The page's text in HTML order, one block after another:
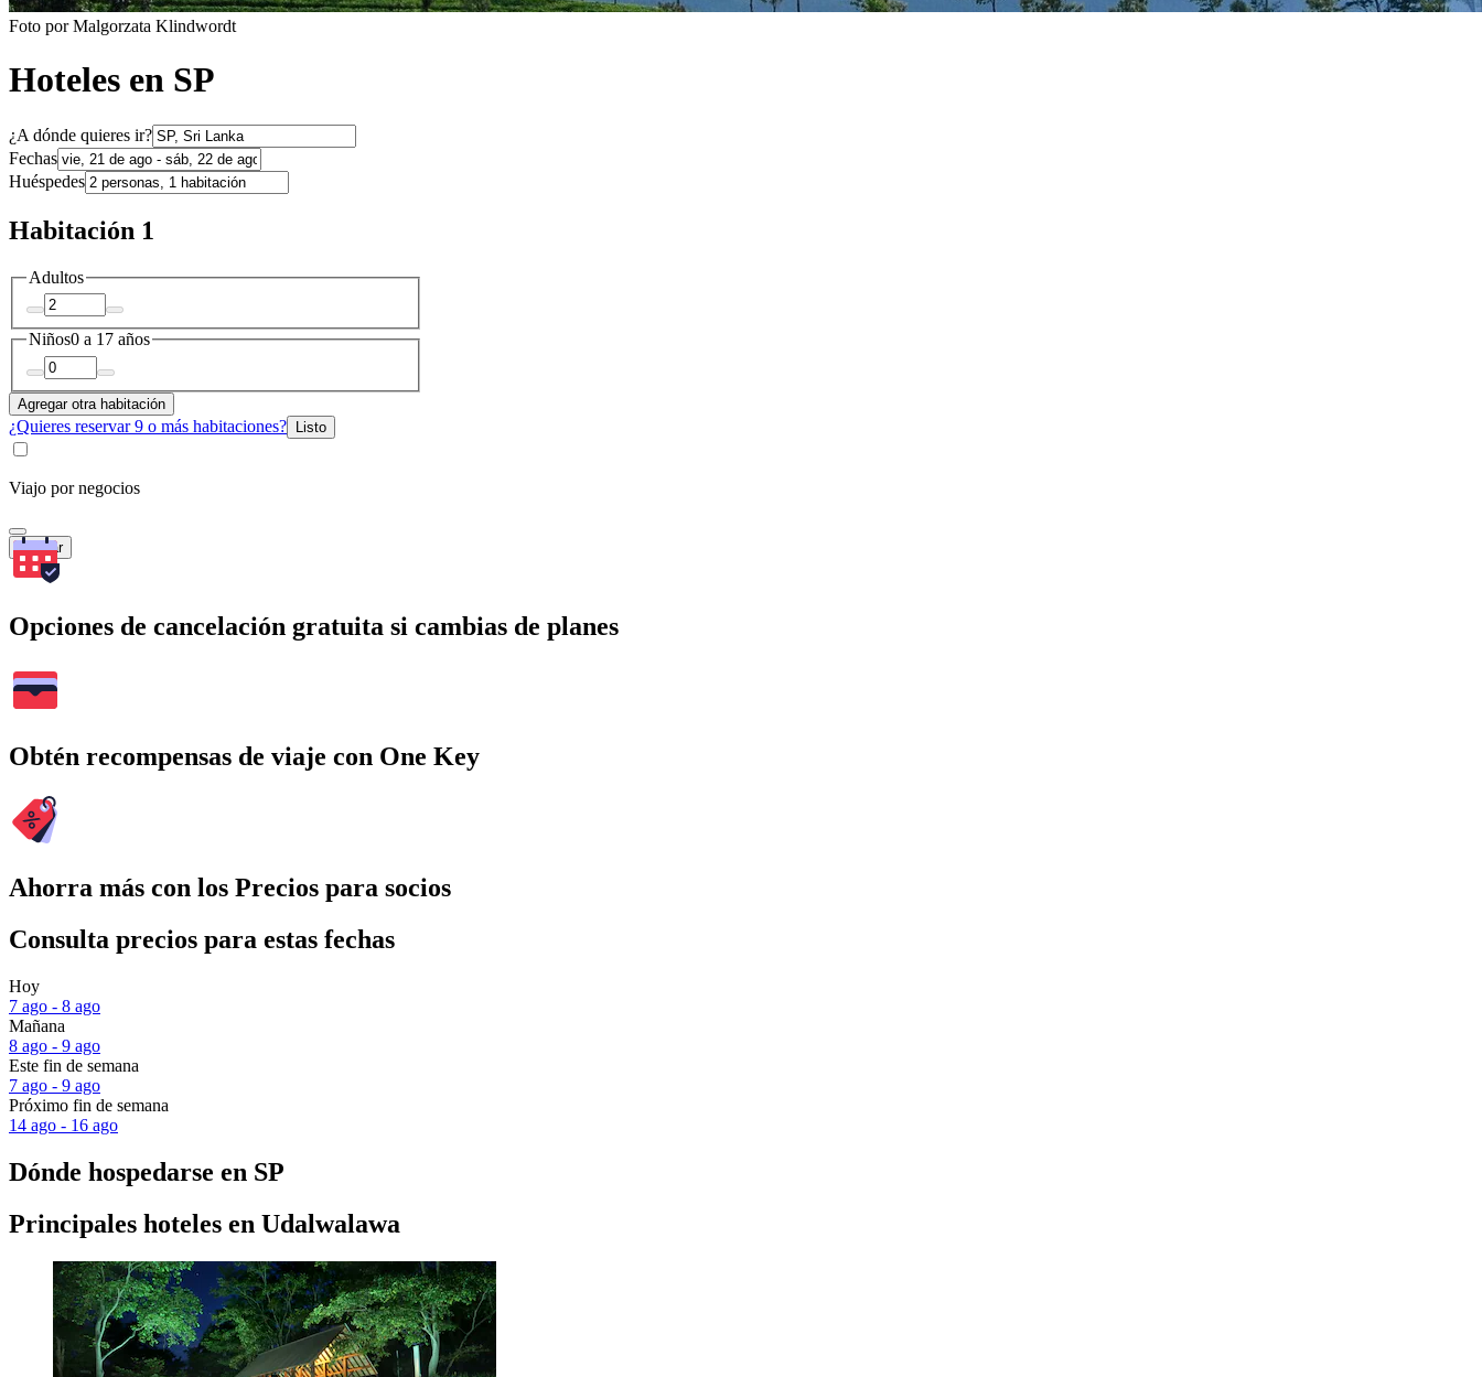
Foto por Malgorzata Klindwordt
Hoteles en SP
¿A dónde quieres ir?
Fechas
Huéspedes
Habitación 1
Adultos
Niños0 a 17 años
Agregar otra habitación
¿Quieres reservar 9 o más habitaciones? Listo
Viajo por negocios
Buscar
Opciones de cancelación gratuita si cambias de planes
Obtén recompensas de viaje con One Key
Ahorra más con los Precios para socios
Consulta precios para estas fechas
Hoy
7 ago - 8 ago
Mañana
8 ago - 9 ago
Este fin de semana
7 ago - 9 ago
Próximo fin de semana
14 ago - 16 ago
Dónde hospedarse en SP
Principales hoteles en Udalwalawa